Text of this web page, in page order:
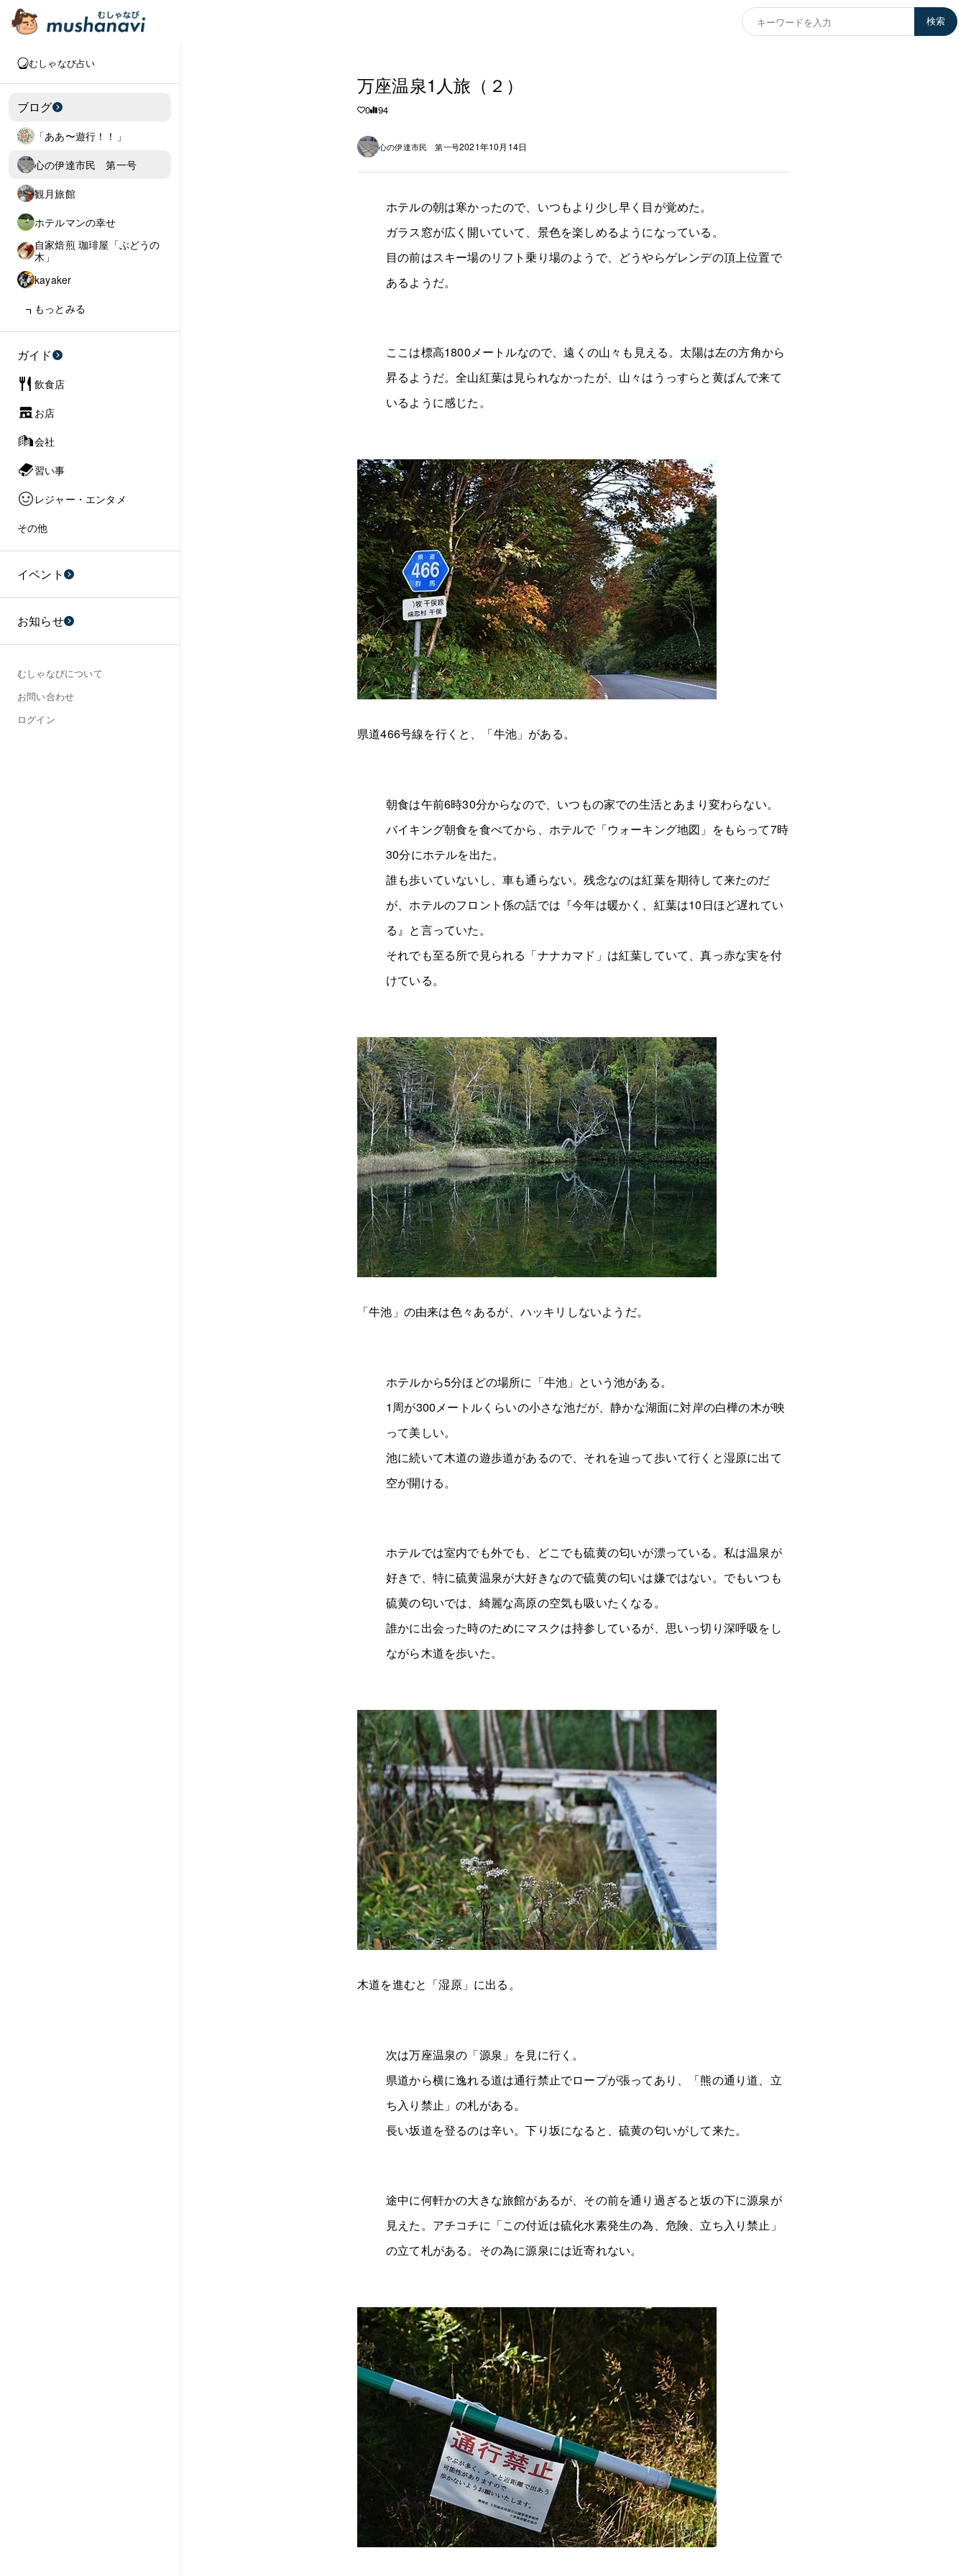
検索
むしゃなび占い
ブログ
「ああ〜遊行！！」
心の伊達市民 第一号
観月旅館
ホテルマンの幸せ
自家焙煎 珈琲屋「ぶどうの
木」
kayaker
もっとみる
ガイド
飲食店
お店
会社
習い事
レジャー・エンタメ
その他
イベント
お知らせ
むしゃなびについて
お問い合わせ
ログイン
万座温泉1人旅（２）
0 94
心の伊達市民 第一号2021年10月14日
ホテルの朝は寒かったので、いつもより少し早く目が覚めた。
ガラス窓が広く開いていて、景色を楽しめるようになっている。
目の前はスキー場のリフト乗り場のようで、どうやらゲレンデの頂上位置で
あるようだ。
ここは標高1800メートルなので、遠くの山々も見える。太陽は左の方角から
昇るようだ。全山紅葉は見られなかったが、山々はうっすらと黄ばんで来て
いるように感じた。
県道466号線を行くと、「牛池」がある。
朝食は午前6時30分からなので、いつもの家での生活とあまり変わらない。
バイキング朝食を食べてから、ホテルで「ウォーキング地図」をもらって7時
30分にホテルを出た。
誰も歩いていないし、車も通らない。残念なのは紅葉を期待して来たのだ
が、ホテルのフロント係の話では『今年は暖かく、紅葉は10日ほど遅れてい
る』と言っていた。
それでも至る所で見られる「ナナカマド」は紅葉していて、真っ赤な実を付
けている。
「牛池」の由来は色々あるが、ハッキリしないようだ。
ホテルから5分ほどの場所に「牛池」という池がある。
1周が300メートルくらいの小さな池だが、静かな湖面に対岸の白樺の木が映
って美しい。
池に続いて木道の遊歩道があるので、それを辿って歩いて行くと湿原に出て
空が開ける。
ホテルでは室内でも外でも、どこでも硫黄の匂いが漂っている。私は温泉が
好きで、特に硫黄温泉が大好きなので硫黄の匂いは嫌ではない。でもいつも
硫黄の匂いでは、綺麗な高原の空気も吸いたくなる。
誰かに出会った時のためにマスクは持参しているが、思いっ切り深呼吸をし
ながら木道を歩いた。
木道を進むと「湿原」に出る。
次は万座温泉の「源泉」を見に行く。
県道から横に逸れる道は通行禁止でロープが張ってあり、「熊の通り道、立
ち入り禁止」の札がある。
長い坂道を登るのは辛い。下り坂になると、硫黄の匂いがして来た。
途中に何軒かの大きな旅館があるが、その前を通り過ぎると坂の下に源泉が
見えた。アチコチに「この付近は硫化水素発生の為、危険、立ち入り禁止」
の立て札がある。その為に源泉には近寄れない。